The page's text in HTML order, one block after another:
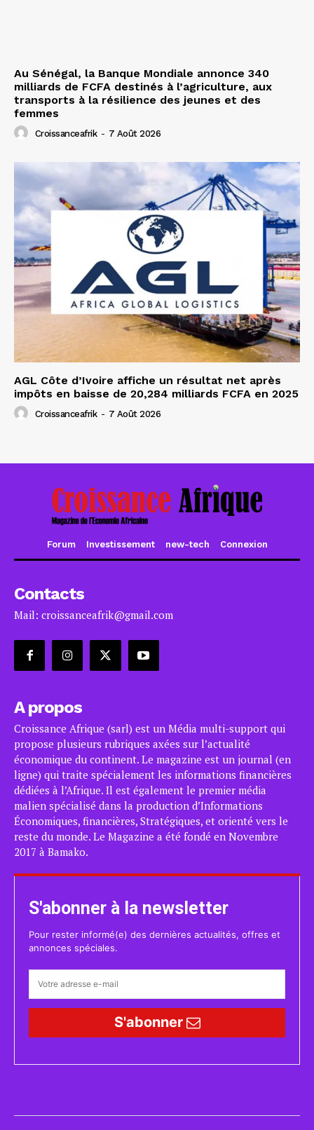
Au Sénégal, la Banque Mondiale annonce 340
milliards de FCFA destinés à l’agriculture, aux
transports à la résilience des jeunes et des
femmes
Croissanceafrik - 7 Août 2026
AGL Côte d’Ivoire affiche un résultat net après
impôts en baisse de 20,284 milliards FCFA en 2025
Croissanceafrik - 7 Août 2026
Forum Investissement new-tech Connexion
Contacts
Mail: croissanceafrik@gmail.com
A propos
Croissance Afrique (sarl) est un Média multi-support qui
propose plusieurs rubriques axées sur l’actualité
économique du continent. Le magazine est un journal (en
ligne) qui traite spécialement les informations financières
dédiées à l’Afrique. Il est également le premier média
malien spécialisé dans la production d’Informations
Économiques, financières, Stratégiques, et orienté vers le
reste du monde. Le Magazine a été fondé en Novembre
2017 à Bamako.
S'abonner à la newsletter
Pour rester informé(e) des dernières actualités, offres et
annonces spéciales.
S'abonner